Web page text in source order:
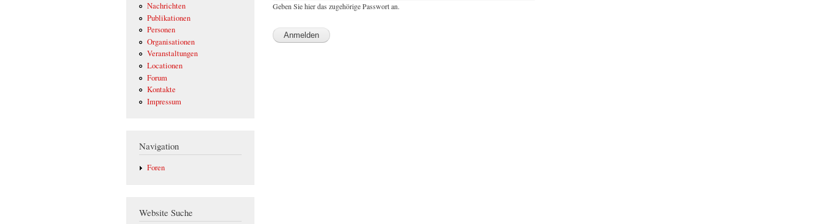
Nachrichten
Publikationen
Personen
Organisationen
Veranstaltungen
Locationen
Forum
Kontakte
Impressum
Navigation
Foren
Website Suche
Geben Sie hier das zugehörige Passwort an.